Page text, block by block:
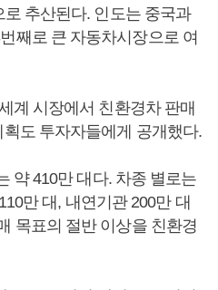
추산된다. 인도는 중국과
째로 큰 자동차시장으로 여
계 시장에서 친환경차 판매
도 투자자들에게 공개했다.
약 410만 대다. 차종 별로는
만 대, 내연기관 200만 대
목표의 절반 이상을 친환경